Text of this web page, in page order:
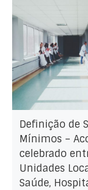
Definição de
Mínimos –
celebrado
Unidades
Saúde,